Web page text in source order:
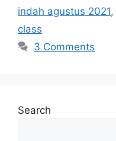
indah agustus 2021,
class
3 Comments
Search